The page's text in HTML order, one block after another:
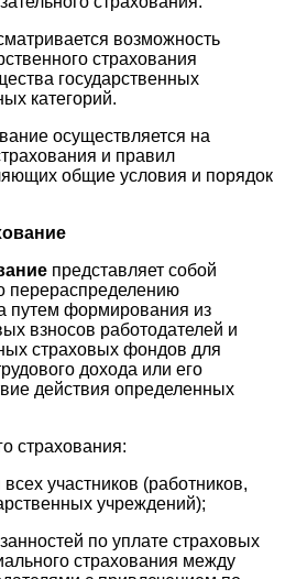
возможность
страхования
государственных
категорий.
осуществляется на
и правил
общие условия и порядок
представляет собой
перераспределению
путем формирования из
взносов работодателей и
страховых фондов для
дохода или его
действия определенных
страхования:
участников (работников,
учреждений);
по уплате страховых
страхования между